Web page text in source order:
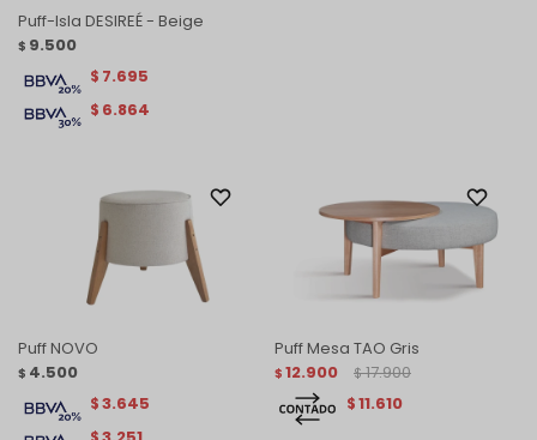
Puff-Isla DESIREÉ - Beige
$ 9.500
$ 6.864
$ 7.695
Puff NOVO
$ 4.500
$3.645
Puff Mesa TAO Gris
$ 12.900 $ 17.900
$11.610